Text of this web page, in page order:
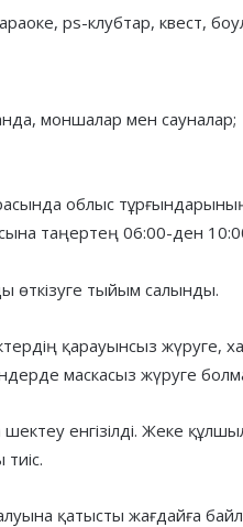
ps-клубтар, квест,
моншалар мен сауналар;
облыс
таңертең 06:00-ден
өткізуге тыйым салынды.
қарауынсыз жүруге,
маскасыз жүруге
енгізілді. Жеке
қатысты жағдайға